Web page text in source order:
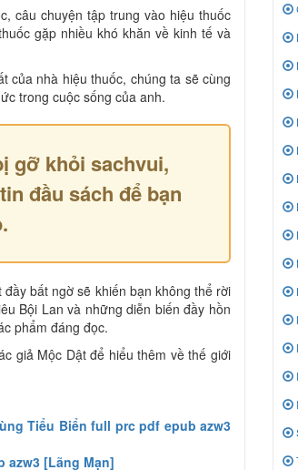
câu chuyện tập trung vào hiệu thuốc
gặp nhiều khó khăn về kinh tế và
của nhà hiệu thuốc, chúng ta sẽ cùng
trong cuộc sống của anh.
gỡ khỏi sachvui,
đầu sách để bạn
bất ngờ sẽ khiến bạn không thể rời
Bội Lan và những diễn biến đầy hồn
phẩm đáng đọc.
giả Mộc Dật để hiểu thêm về thế giới
Tiểu Biển full prc pdf epub azw3
azw3 [Lãng Mạn]